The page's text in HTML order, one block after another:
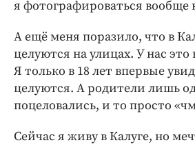
я фотографироваться вообще
А ещё меня поразило, что в
целуются на улицах. У нас
Я только в 18 лет впервые
целуются. А родители лишь
поцеловались, и то просто
Сейчас я живу в Калуге, но